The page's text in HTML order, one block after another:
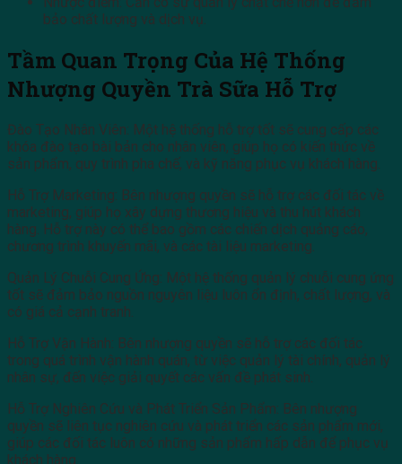
bảo chất lượng và dịch vụ.
Tầm Quan Trọng Của Hệ Thống
Nhượng Quyền Trà Sữa Hỗ Trợ
Đào Tạo Nhân Viên: Một hệ thống hỗ trợ tốt sẽ cung cấp các
khóa đào tạo bài bản cho nhân viên, giúp họ có kiến thức về
sản phẩm, quy trình pha chế, và kỹ năng phục vụ khách hàng.
Hỗ Trợ Marketing: Bên nhượng quyền sẽ hỗ trợ các đối tác về
marketing, giúp họ xây dựng thương hiệu và thu hút khách
hàng. Hỗ trợ này có thể bao gồm các chiến dịch quảng cáo,
chương trình khuyến mãi, và các tài liệu marketing.
Quản Lý Chuỗi Cung Ứng: Một hệ thống quản lý chuỗi cung ứng
tốt sẽ đảm bảo nguồn nguyên liệu luôn ổn định, chất lượng, và
có giá cả cạnh tranh.
Hỗ Trợ Vận Hành: Bên nhượng quyền sẽ hỗ trợ các đối tác
trong quá trình vận hành quán, từ việc quản lý tài chính, quản lý
nhân sự, đến việc giải quyết các vấn đề phát sinh.
Hỗ Trợ Nghiên Cứu và Phát Triển Sản Phẩm: Bên nhượng
quyền sẽ liên tục nghiên cứu và phát triển các sản phẩm mới,
giúp các đối tác luôn có những sản phẩm hấp dẫn để phục vụ
khách hàng.